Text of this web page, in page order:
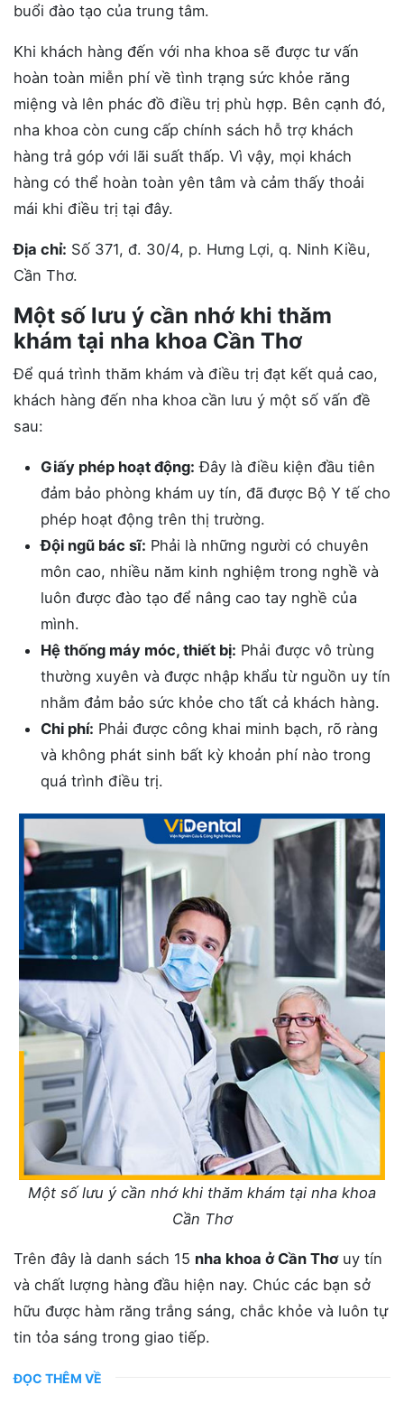
buổi đào tạo của trung tâm.
Khi khách hàng đến với nha khoa sẽ được tư vấn
hoàn toàn miễn phí về tình trạng sức khỏe răng
miệng và lên phác đồ điều trị phù hợp. Bên cạnh đó,
nha khoa còn cung cấp chính sách hỗ trợ khách
hàng trả góp với lãi suất thấp. Vì vậy, mọi khách
hàng có thể hoàn toàn yên tâm và cảm thấy thoải
mái khi điều trị tại đây.
Địa chỉ: Số 371, đ. 30/4, p. Hưng Lợi, q. Ninh Kiều,
Cần Thơ.
Một số lưu ý cần nhớ khi thăm
khám tại nha khoa Cần Thơ
Để quá trình thăm khám và điều trị đạt kết quả cao,
khách hàng đến nha khoa cần lưu ý một số vấn đề
sau:
Giấy phép hoạt động: Đây là điều kiện đầu tiên
đảm bảo phòng khám uy tín, đã được Bộ Y tế cho
phép hoạt động trên thị trường.
Đội ngũ bác sĩ: Phải là những người có chuyên
môn cao, nhiều năm kinh nghiệm trong nghề và
luôn được đào tạo để nâng cao tay nghề của
mình.
Hệ thống máy móc, thiết bị: Phải được vô trùng
thường xuyên và được nhập khẩu từ nguồn uy tín
nhằm đảm bảo sức khỏe cho tất cả khách hàng.
Chi phí: Phải được công khai minh bạch, rõ ràng
và không phát sinh bất kỳ khoản phí nào trong
quá trình điều trị.
Một số lưu ý cần nhớ khi thăm khám tại nha khoa
Cần Thơ
Trên đây là danh sách 15 nha khoa ở Cần Thơuy tín
và chất lượng hàng đầu hiện nay. Chúc các bạn sở
hữu được hàm răng trắng sáng, chắc khỏe và luôn tự
tin tỏa sáng trong giao tiếp.
ĐỌC THÊM VỀ